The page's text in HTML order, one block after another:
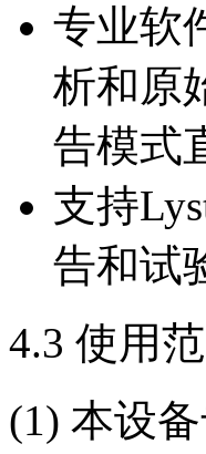
专业软
析和原
告模式
支持
告和试
4.3 使用
(1) 本设